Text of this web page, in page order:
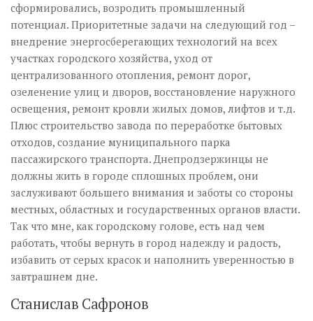
сформировались, возродить промышленный
потенциал. Приоритетные задачи на следующий год –
внедрение энергосберегающих технологий на всех
участках городского хозяйства, уход от
централизованного отопления, ремонт дорог,
озеленение улиц и дворов, восстановление наружного
освещения, ремонт кровли жилых домов, лифтов и т.д.
Плюс строительство завода по переработке бытовых
отходов, создание муниципального парка
пассажирского транспорта. Днепродзержинцы не
должны жить в городе сплошных проблем, они
заслуживают большего внимания и заботы со стороны
местных, областных и государственных органов власти.
Так что мне, как городскому голове, есть над чем
работать, чтобы вернуть в город надежду и радость,
избавить от серых красок и наполнить уверенностью в
завтрашнем дне.
Станислав Сафронов